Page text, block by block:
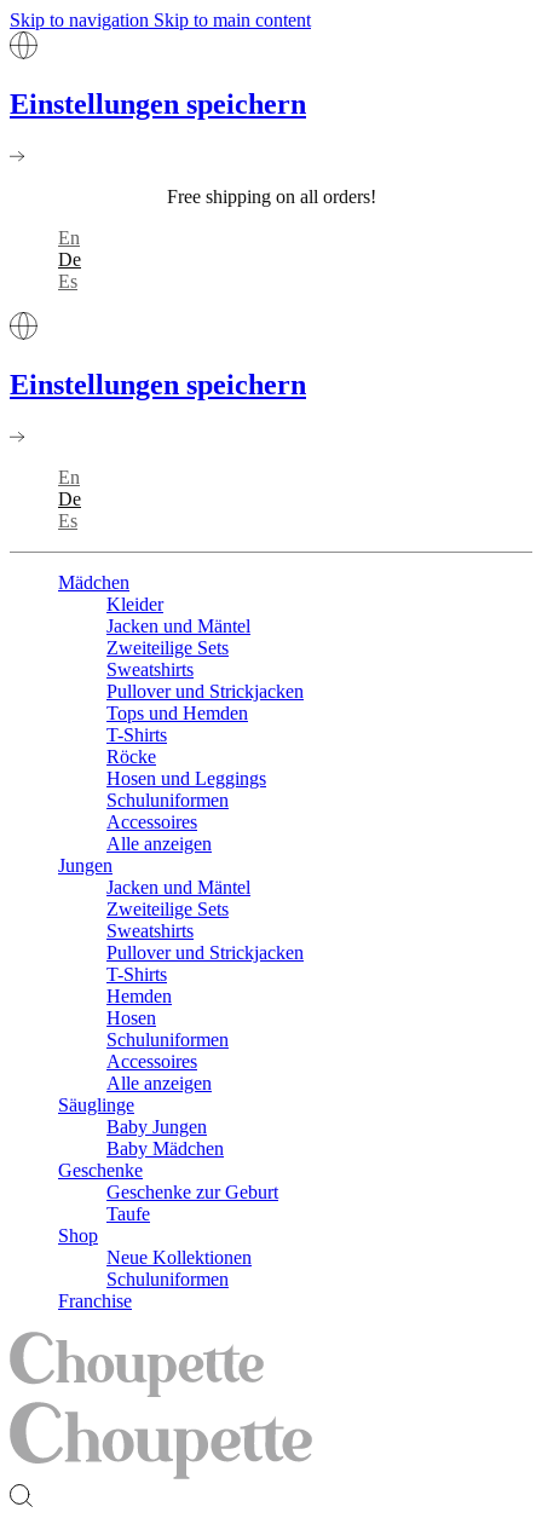
Skip to navigation Skip to main content
Einstellungen speichern
Free shipping on all orders!
En
De
Es
Einstellungen speichern
En
De
Es
Mädchen
Kleider
Jacken und Mäntel
Zweiteilige Sets
Sweatshirts
Pullover und Strickjacken
Tops und Hemden
T-Shirts
Röcke
Hosen und Leggings
Schuluniformen
Accessoires
Alle anzeigen
Jungen
Jacken und Mäntel
Zweiteilige Sets
Sweatshirts
Pullover und Strickjacken
T-Shirts
Hemden
Hosen
Schuluniformen
Accessoires
Alle anzeigen
Säuglinge
Baby Jungen
Baby Mädchen
Geschenke
Geschenke zur Geburt
Taufe
Shop
Neue Kollektionen
Schuluniformen
Franchise